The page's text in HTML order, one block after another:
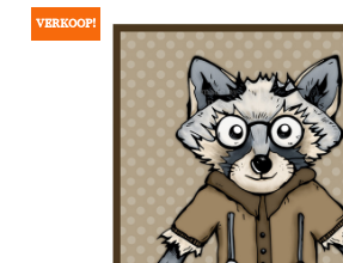
Portfolio
Webshop
Account
Over Dewy
VERKOOP!